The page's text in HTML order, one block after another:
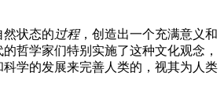
然状态的过程，创造出一个充满意义和
哲学家们特别实施了这种文化观念，
学的发展来完善人类的，视其为人类